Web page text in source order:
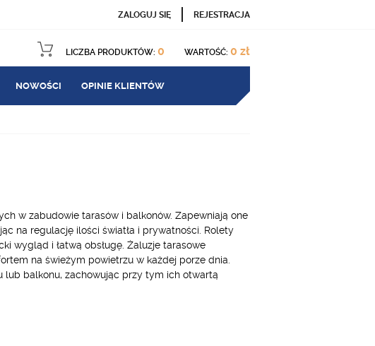
ZALOGUJ SIĘ REJESTRACJA
LICZBA PRODUKTÓW: 0 WARTOŚĆ: 0 zł
NOWOŚCI OPINIE KLIENTÓW
w zabudowie tarasów i balkonów. Zapewniają one
na regulację ilości światła i prywatności. Rolety
wygląd i łatwą obsługę. Żaluzje tarasowe
na świeżym powietrzu w każdej porze dnia.
lub balkonu, zachowując przy tym ich otwartą